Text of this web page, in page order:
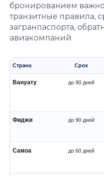
бронированием
транзитные правила,
загранпаспорта,
авиакомпаний.
Страна Срок
Вануату до 90 дней
Фиджи до 90 дней
Самоа до 60 дней